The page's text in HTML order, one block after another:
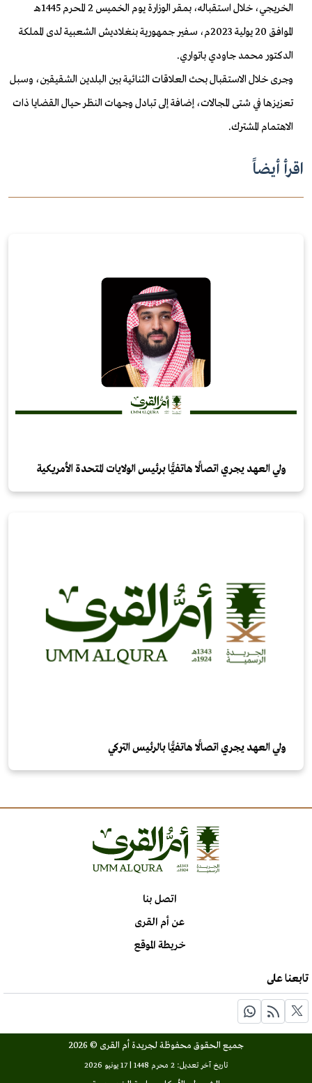
الخريجي، خلال استقباله، بمقر الوزارة يوم الخميس 2 المحرم 1445هـ
الموافق 20 يولية 2023م، سفير جمهورية بنغلاديش الشعبية لدى المملكة
الدكتور محمد جاودي باتواري.
وجرى خلال الاستقبال بحث العلاقات الثنائية بين البلدين الشقيقين، وسبل
تعزيزها في شتى المجالات، إضافة إلى تبادل وجهات النظر حيال القضايا ذات
الاهتمام المشترك.
اقرأ أيضاً
ولي العهد يجري اتصالًا هاتفيًّا برئيس الولايات المتحدة الأمريكية
ولي العهد يجري اتصالًا هاتفيًّا بالرئيس التركي
اتصل بنا
عن أم القرى
خريطة الموقع
تابعنا على
جميع الحقوق محفوظة لجريدة أم القرى © 2026
تاريخ آخر تعديل: 2 محرم 1448 | 17 يونيو 2026